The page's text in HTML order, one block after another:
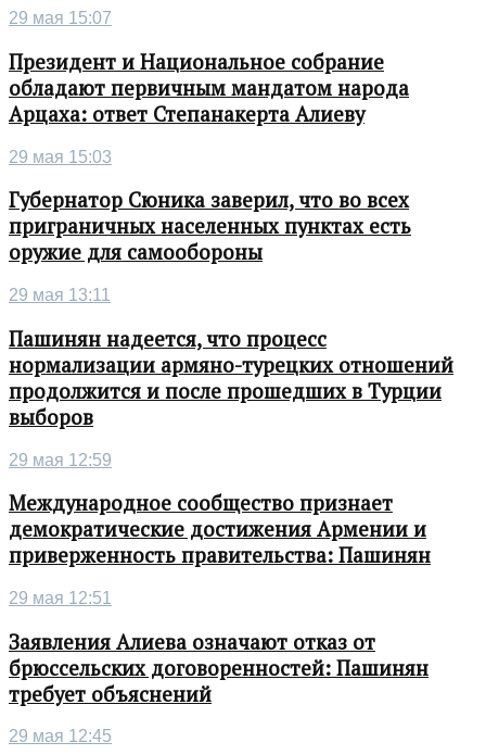
29 мая 15:07
Президент и Национальное собрание
обладают первичным мандатом народа
Арцаха: ответ Степанакерта Алиеву
29 мая 15:03
Губернатор Сюника заверил, что во всех
приграничных населенных пунктах есть
оружие для самообороны
29 мая 13:11
Пашинян надеется, что процесс
нормализации армяно-турецких отношений
продолжится и после прошедших в Турции
выборов
29 мая 12:59
Международное сообщество признает
демократические достижения Армении и
приверженность правительства: Пашинян
29 мая 12:51
Заявления Алиева означают отказ от
брюссельских договоренностей: Пашинян
требует объяснений
29 мая 12:45